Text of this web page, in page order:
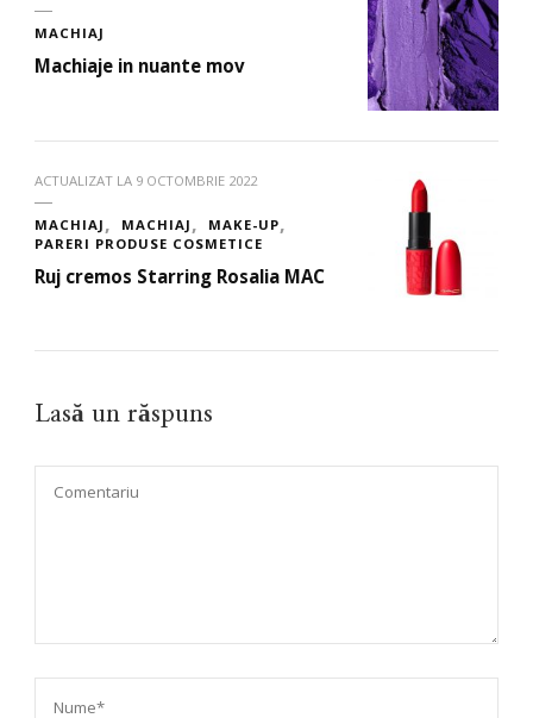
MACHIAJ
Machiaje in nuante mov
ACTUALIZAT LA 9 OCTOMBRIE 2022
MACHIAJ MACHIAJ
MAKE-UP
PARERI PRODUSE COSMETICE
Ruj cremos Starring Rosalia MAC
Lasă un răspuns